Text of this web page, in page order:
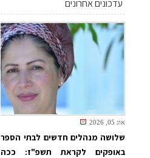
עדכונים אחרונים
אוג 05, 2026
שלושה מנהלים חדשים לבתי הספר
באופקים לקראת תשפ"ז: ככה